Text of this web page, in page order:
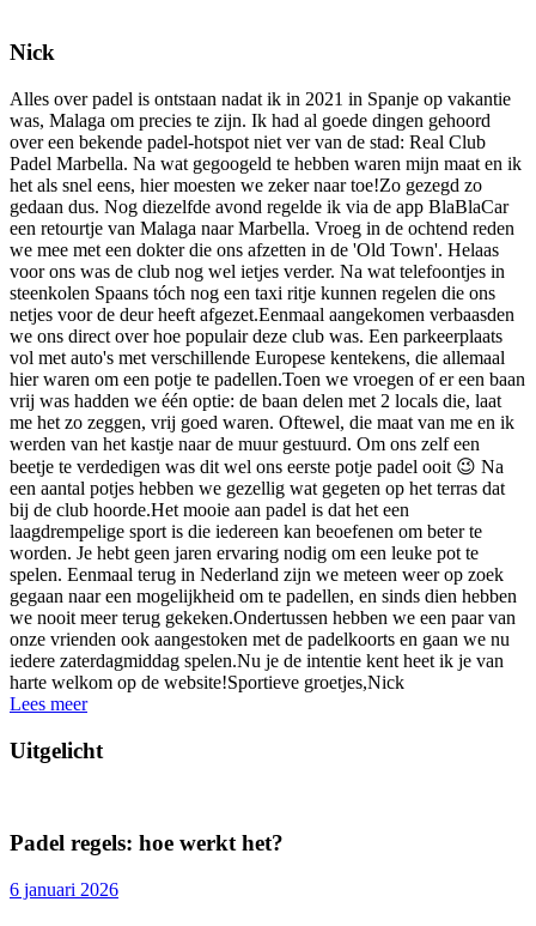
Nick
Alles over padel is ontstaan nadat ik in 2021 in Spanje op vakantie
was, Malaga om precies te zijn. Ik had al goede dingen gehoord
over een bekende padel-hotspot niet ver van de stad: Real Club
Padel Marbella. Na wat gegoogeld te hebben waren mijn maat en ik
het als snel eens, hier moesten we zeker naar toe!Zo gezegd zo
gedaan dus. Nog diezelfde avond regelde ik via de app BlaBlaCar
een retourtje van Malaga naar Marbella. Vroeg in de ochtend reden
we mee met een dokter die ons afzetten in de 'Old Town'. Helaas
voor ons was de club nog wel ietjes verder. Na wat telefoontjes in
steenkolen Spaans tóch nog een taxi ritje kunnen regelen die ons
netjes voor de deur heeft afgezet.Eenmaal aangekomen verbaasden
we ons direct over hoe populair deze club was. Een parkeerplaats
vol met auto's met verschillende Europese kentekens, die allemaal
hier waren om een potje te padellen.Toen we vroegen of er een baan
vrij was hadden we één optie: de baan delen met 2 locals die, laat
me het zo zeggen, vrij goed waren. Oftewel, die maat van me en ik
werden van het kastje naar de muur gestuurd. Om ons zelf een
beetje te verdedigen was dit wel ons eerste potje padel ooit 😉 Na
een aantal potjes hebben we gezellig wat gegeten op het terras dat
bij de club hoorde.Het mooie aan padel is dat het een
laagdrempelige sport is die iedereen kan beoefenen om beter te
worden. Je hebt geen jaren ervaring nodig om een leuke pot te
spelen. Eenmaal terug in Nederland zijn we meteen weer op zoek
gegaan naar een mogelijkheid om te padellen, en sinds dien hebben
we nooit meer terug gekeken.Ondertussen hebben we een paar van
onze vrienden ook aangestoken met de padelkoorts en gaan we nu
iedere zaterdagmiddag spelen.Nu je de intentie kent heet ik je van
harte welkom op de website!Sportieve groetjes,Nick
Lees meer
Uitgelicht
Padel regels: hoe werkt het?
6 januari 2026